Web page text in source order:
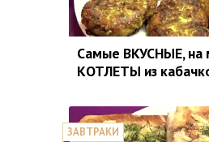
Самые ВКУСНЫЕ, на
КОТЛЕТЫ из
ЗАВТРАКИ